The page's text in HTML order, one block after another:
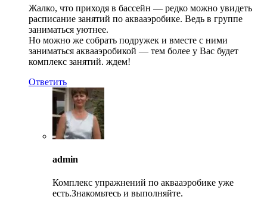
Жалко, что приходя в бассейн — редко можно увидеть
расписание занятий по аквааэробике. Ведь в группе
заниматься уютнее.
Но можно же собрать подружек и вместе с ними
заниматься аквааэробикой — тем более у Вас будет
комплекс занятий. ждем!
Ответить
admin
Комплекс упражнений по аквааэробике уже
есть.Знакомьтесь и выполняйте.